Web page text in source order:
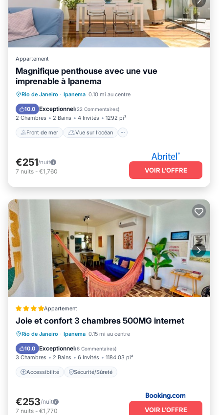
Appartement
Magnifique penthouse avec une vue
imprenable à Ipanema
Rio de Janeiro · Ipanema 0.10 mi au centre
10.0 Exceptionnel(22 Commentaires)
2 Chambres 2 Bains 4 Invités 1292 pi²
Front de mer Vue sur l’océan
Front de mer
Vue sur l’océan
Balcon/Terrasse
Vue
€251/nuit
7 nuits - €1,760 VOIR L’OFFRE
Appartement
Joie et confort 3 chambres 500MG internet
Rio de Janeiro · Ipanema 0.15 mi au centre
10.0 Exceptionnel(6 Commentaires)
3 Chambres 2 Bains 6 Invités 1184.03 pi²
Accessibilité Sécurité/Sûreté
Accessibilité
€253/nuit
7 nuits - €1,770 VOIR L’OFFRE